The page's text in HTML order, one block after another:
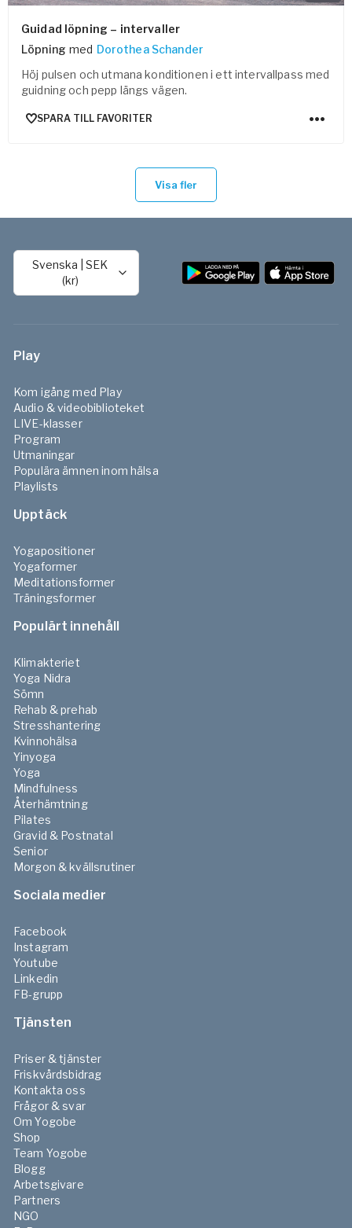
Guidad löpning – intervaller
Löpning med Dorothea Schander
Höj pulsen och utmana konditionen i ett intervallpass med
guidning och pepp längs vägen.
SPARA TILL FAVORITER
Visa fler
Svenska |SEK
(kr)
Play
Kom igång med Play
Audio & videobiblioteket
LIVE-klasser
Program
Utmaningar
Populära ämnen inom hälsa
Playlists
Upptäck
Yogapositioner
Yogaformer
Meditationsformer
Träningsformer
Populärt innehåll
Klimakteriet
Yoga Nidra
Sömn
Rehab & prehab
Stresshantering
Kvinnohälsa
Yinyoga
Yoga
Mindfulness
Återhämtning
Pilates
Gravid & Postnatal
Senior
Morgon & kvällsrutiner
Sociala medier
Facebook
Instagram
Youtube
Linkedin
FB-grupp
Tjänsten
Priser & tjänster
Friskvårdsbidrag
Kontakta oss
Frågor & svar
Om Yogobe
Shop
Team Yogobe
Blogg
Arbetsgivare
Partners
NGO